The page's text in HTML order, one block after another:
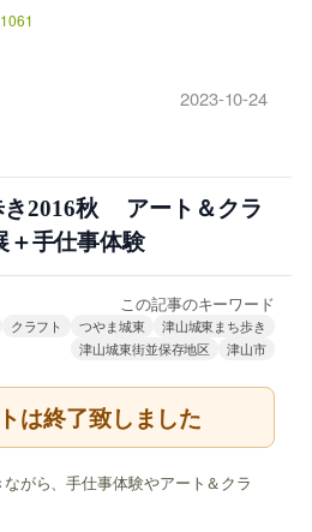
2023-10-24
き2016秋 アート＆クラ
＋手仕事体験
この記事のキーワード
クラフト つやま城東
津山城東まち歩き
津山城東街並保存地区
津山市
は終了致しました
がら、手仕事体験やアート＆クラ